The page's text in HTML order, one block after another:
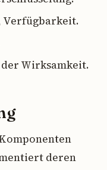
Wirksamkeit.
deren